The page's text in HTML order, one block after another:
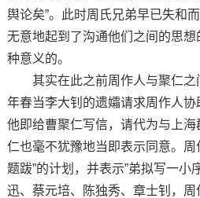
舆论矣”。此时周氏兄弟早已失和
无意地起到了沟通他们之间的思
种意义的。
其实在此之前周作人与聚仁之
年春当李大钊的遗孀请求周作人协
他即给曹聚仁写信，请代为与上
仁也毫不犹豫地当即表示同意。周
题跋”的计划，并表示”弟拟写一小
迅、蔡元培、陈独秀、章士钊，周